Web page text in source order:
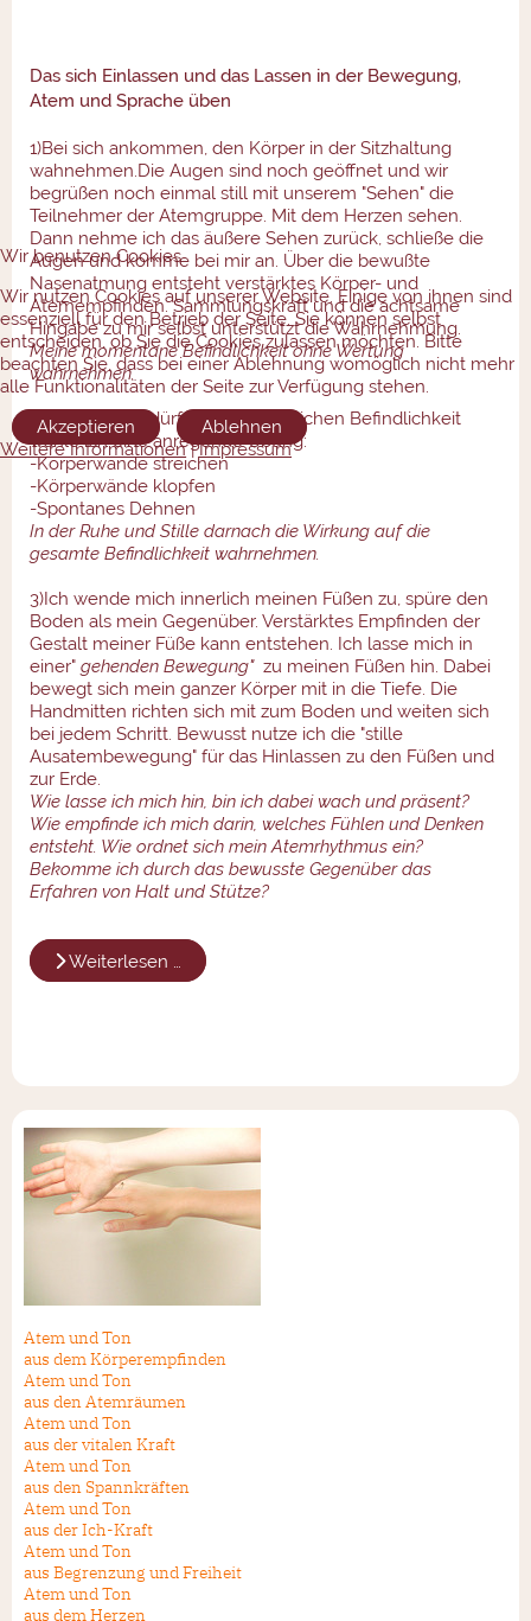
Das sich Einlassen und das Lassen in der Bewegung,
Atem und Sprache üben
1)Bei sich ankommen, den Körper in der Sitzhaltung
wahnehmen.Die Augen sind noch geöffnet und wir
begrüßen noch einmal still mit unserem "Sehen" die
Teilnehmer der Atemgruppe. Mit dem Herzen sehen.
Dann nehme ich das äußere Sehen zurück, schließe die
Augen und komme bei mir an. Über die bewußte
Nasenatmung entsteht verstärktes Körper- und
Atemempfinden. Sammlungskraft und die achtsame
Hingabe zu mir selbst unterstützt die Wahrnehmung.
Meine momentane Befindlichkeit ohne Wertung
wahrnehmen.
2) Aus dem Bedürfnis der körperlichen Befindlichkeit
wähle ich eine anregende Übung:
-Körperwände streichen
-Körperwände klopfen
-Spontanes Dehnen
In der Ruhe und Stille darnach die Wirkung auf die
gesamte Befindlichkeit wahrnehmen.
3)Ich wende mich innerlich meinen Füßen zu, spüre den
Boden als mein Gegenüber. Verstärktes Empfinden der
Gestalt meiner Füße kann entstehen. Ich lasse mich in
einer" gehenden Bewegung" zu meinen Füßen hin. Dabei
bewegt sich mein ganzer Körper mit in die Tiefe. Die
Handmitten richten sich mit zum Boden und weiten sich
bei jedem Schritt. Bewusst nutze ich die "stille
Ausatembewegung" für das Hinlassen zu den Füßen und
zur Erde.
Wie lasse ich mich hin, bin ich dabei wach und präsent?
Wie empfinde ich mich darin, welches Fühlen und Denken
entsteht. Wie ordnet sich mein Atemrhythmus ein?
Bekomme ich durch das bewusste Gegenüber das
Erfahren von Halt und Stütze?
Weiterlesen …
Atem und Ton
aus dem Körperempfinden
Atem und Ton
aus den Atemräumen
Atem und Ton
aus der vitalen Kraft
Atem und Ton
aus den Spannkräften
Atem und Ton
aus der Ich-Kraft
Atem und Ton
aus Begrenzung und Freiheit
Atem und Ton
aus dem Herzen
Wir benutzen Cookies
Wir nutzen Cookies auf unserer Website. Einige von ihnen sind
essenziell für den Betrieb der Seite. Sie können selbst
entscheiden, ob Sie die Cookies zulassen möchten. Bitte
beachten Sie, dass bei einer Ablehnung womöglich nicht mehr
alle Funktionalitäten der Seite zur Verfügung stehen.
Akzeptieren
Ablehnen
Weitere Informationen|Impressum